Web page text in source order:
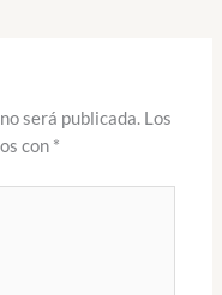
será publicada. Los
con *